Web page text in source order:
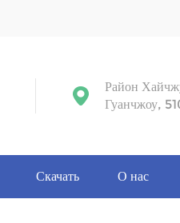
Район
Гуанчжоу,
Скачать О нас